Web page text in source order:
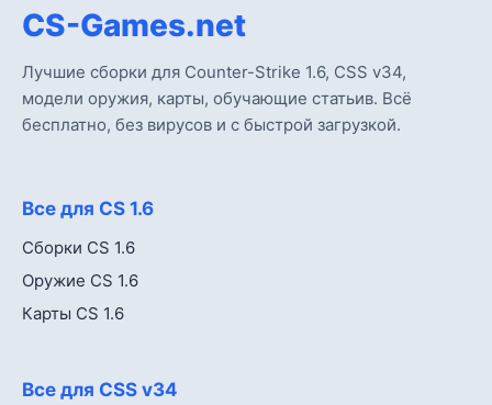
CS-Games.net
Лучшие сборки для Counter-Strike 1.6, CSS v34,
модели оружия, карты, обучающие статьив. Всё
бесплатно, без вирусов и с быстрой загрузкой.
Все для CS 1.6
Сборки CS 1.6
Оружие CS 1.6
Карты CS 1.6
Все для CSS v34